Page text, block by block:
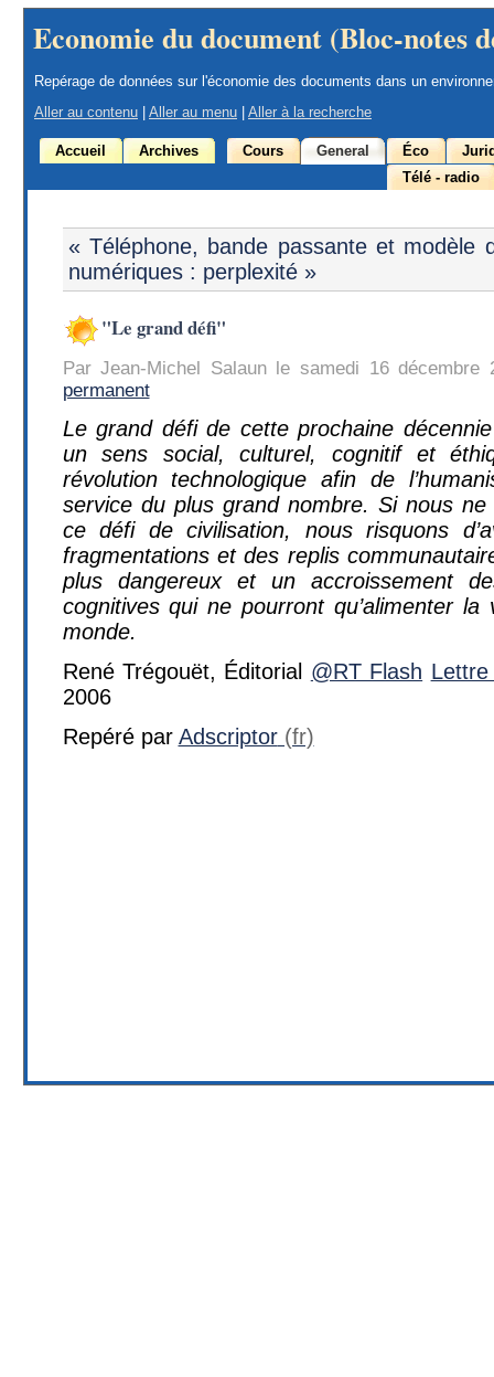
Economie du document (Bloc-notes
Repérage de données sur l'économie des documents dans un
Aller au contenu
Aller au menu Aller à la recherche
Accueil Archives Cours General Éco
Télé - radio
« Téléphone, bande passante et modèle
numériques : perplexité »
"Le grand défi"
Par Jean-Michel Salaun le samedi 16
permanent
Le grand défi de cette prochaine
un sens social, culturel, cognitif et
révolution technologique afin de
service du plus grand nombre. Si nous
ce défi de civilisation, nous risquons
fragmentations et des replis
plus dangereux et un accroissement
cognitives qui ne pourront qu’alimenter la
monde.
René Trégouët, Éditorial @RT Flash
2006
Repéré par Adscriptor